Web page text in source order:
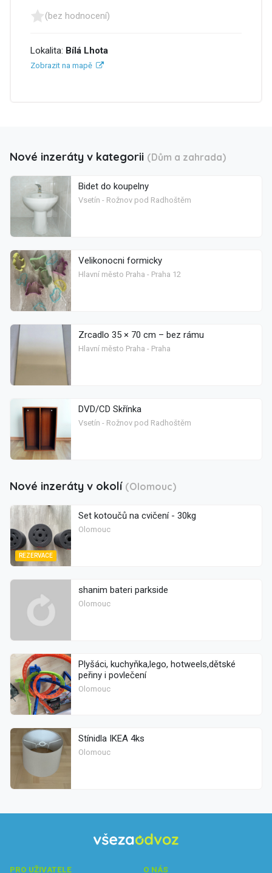
(bez hodnocení)
Lokalita: Bílá Lhota
Zobrazit na mapě
Nové inzeráty v kategorii (Dům a zahrada)
Bidet do koupelny
Vsetín - Rožnov pod Radhoštěm
Velikonocni formicky
Hlavní město Praha - Praha 12
Zrcadlo 35 × 70 cm – bez rámu
Hlavní město Praha - Praha
DVD/CD Skřínka
Vsetín - Rožnov pod Radhoštěm
Nové inzeráty v okolí (Olomouc)
REZERVACE
Set kotoučů na cvičení - 30kg
Olomouc
shanim bateri parkside
Olomouc
Plyšáci, kuchyňka,lego, hotweels,dětské
peřiny i povlečení
Olomouc
Stínidla IKEA 4ks
Olomouc
PRO UŽIVATELE O NÁS